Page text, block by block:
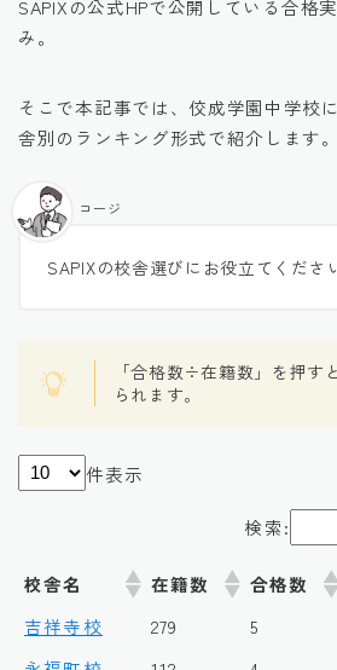
SAPIXの公式HPで公開している合格
み。
そこで本記事では、佼成学園中学校
舎別のランキング形式で紹介します。
SAPIXの校舎選びにお役立てくださ
コージ
「合格数÷在籍数」を押す
られます。
件表示
検索:
校舎名 在籍数 合格数
吉祥寺校
279 5